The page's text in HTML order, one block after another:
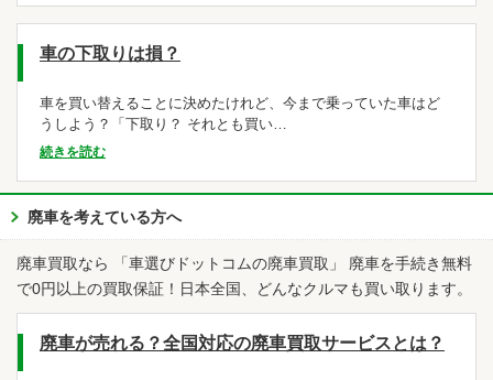
車の下取りは損？
車を買い替えることに決めたけれど、今まで乗っていた車はど
うしよう？「下取り？ それとも買い…
続きを読む
廃車を考えている方へ
廃車買取なら 「車選びドットコムの廃車買取」 廃車を手続き無料
で0円以上の買取保証！日本全国、どんなクルマも買い取ります。
廃車が売れる？全国対応の廃車買取サービスとは？